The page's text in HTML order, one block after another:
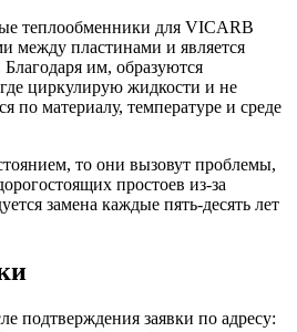
теплообменники для VICARB
между пластинами и является
им, образуются
циркулирую жидкости и не
по материалу, температуре и среде
то они вызовут проблемы,
простоев из-за
замена каждые пять-десять лет
подтверждения заявки по адресу: